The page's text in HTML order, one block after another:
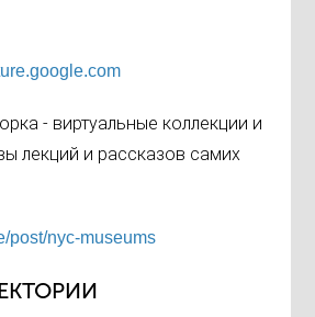
- виртуальные коллекции и
лекций и рассказов самих
post/nyc-museums